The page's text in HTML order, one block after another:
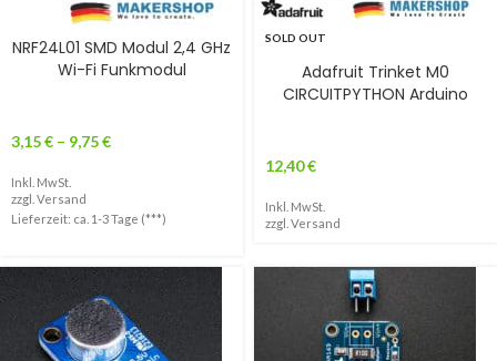
NRF24L01 SMD Modul 2,4 GHz
Wi-Fi Funkmodul
3,15€ – 9,75€
Inkl. MwSt.
zzgl. Versand
Lieferzeit: ca. 1-3 Tage (***)
SOLD OUT
Adafruit Trinket M0
CIRCUITPYTHON Arduino
12,40€
Inkl. MwSt.
zzgl. Versand